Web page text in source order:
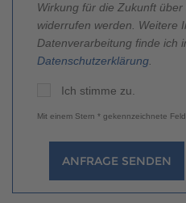
Wirkung für die Zukunft
widerrufen werden. Weitere
Datenverarbeitung finde ich
Datenschutzerklärung
Ich stimme zu.
Mit einem Stern * gekennzeichnete
ANFRAGE SENDEN